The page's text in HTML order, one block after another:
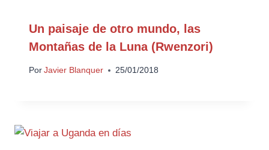
Un paisaje de otro mundo, las
Montañas de la Luna (Rwenzori)
Por Javier Blanquer 25/01/2018